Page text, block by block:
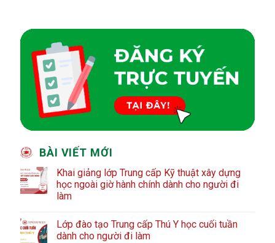
BÀI VIẾT MỚI
Khai giảng lớp Trung cấp Kỹ thuật xây dựng
học ngoài giờ hành chính dành cho người đi
làm
Lớp đào tạo Trung cấp Thú Y học cuối tuần
dành cho người đi làm